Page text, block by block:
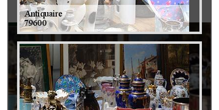
Débarras de grenier et cave 79